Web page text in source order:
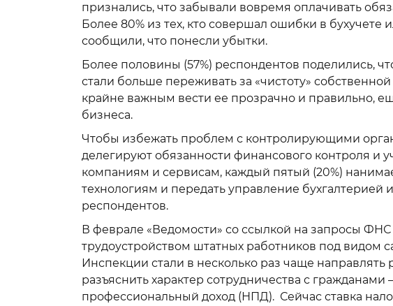
признались, что забывали вовремя оплачивать
Более 80% из тех, кто совершал ошибки в бухучете
сообщили, что понесли убытки.
Более половины (57%) респондентов поделились,
стали больше переживать за «чистоту»
крайне важным вести ее прозрачно и правильно,
бизнеса.
Чтобы избежать проблем с контролирующими
делегируют обязанности финансового контроля и
компаниям и сервисам, каждый пятый (20%)
технологиям и передать управление бухгалтерией
респондентов.
В феврале «Ведомости» со ссылкой на запросы ФНС
трудоустройством штатных работников под видом
Инспекции стали в несколько раз чаще
разъяснить характер сотрудничества с
профессиональный доход (НПД). Сейчас ставка